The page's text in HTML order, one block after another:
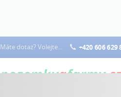
Máte dotaz? Volejte... +420 606 629